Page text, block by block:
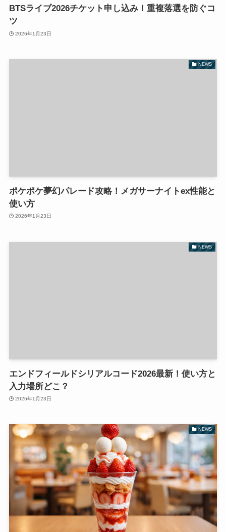
BTSライブ2026チケット申し込み！重複落選を防ぐコ
ツ
2026年1月23日
NEWS
ポケポケ夢幻パレード攻略！メガサーナイトex性能と
使い方
2026年1月23日
NEWS
エンドフィールドシリアルコード2026最新！使い方と
入力場所どこ？
2026年1月23日
NEWS